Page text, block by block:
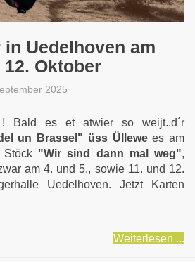
Uedelhoven am
12. Oktober
2025
! Bald es et atwier so weijt..d´r
un Brassel" üss Üllewees am
"Wir sind dann mal weg",
am 4. und 5., sowie 11. und 12.
Uedelhoven. Jetzt Karten
Weiterlesen ...